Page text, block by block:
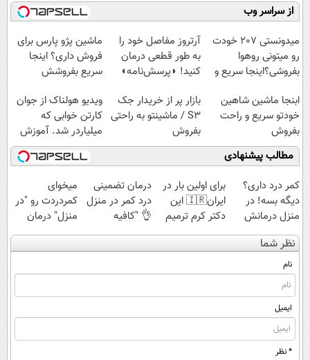
میلیاردر شد.
آموزش رایگان
فناوری اروپا،
سبک و مقاوم |
پرداخت قسطی
آموزش ببین
پولدار شی)
کنید!
◗پرسش‌نامه◖
از سراسر وب
میدونستی 207 خودت
رو میتونی روهوا
بفروشی؟اینجا سریع و
آرتروز مفاصل خود را
به طور قطعی درمان
کنید! ◗پرسش‌نامه◖
ماشین پژو پارس برای
فروش داری؟ اینجا
سریع بفروشش
ابنجا ماشین شاهین
خودتو سریع و راحت
بفروش
بازار پر از خریدار جک
S3 / ماشینتو به راحتی
بفروش
ویدیو هولناک از جوان
کارتن خوابی که
میلیاردر شد. آموزش
رایگان
مطالب پیشنهادی
کمر درد داری؟
دیگه بسه! در
منزل درمانش
کن
(◀پرسش‌نامه)
برای اولین بار در
ایران🇮🇷 این
دکتر کرم ترمیم
کننده 23 روزه
ساخت!
درمان تضمینی
درد کمر در منزل
👌 "کافیه
پرسش‌نامه رو پر
کنی"
میخوای
کمردردت رو "در
منزل" درمان
کنی؟ (◂فیلم +
◂پرسش‌نامه)
نظر شما
نام
ایمیل
* نظر